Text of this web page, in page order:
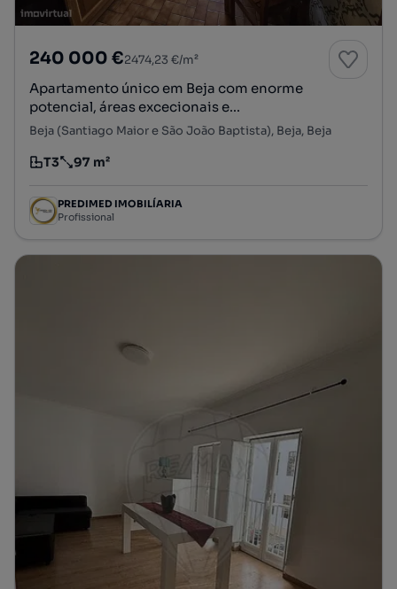
240 000 €2474,23 €/m²
Apartamento único em Beja com enorme
potencial, áreas excecionais e...
Beja (Santiago Maior e São João Baptista), Beja, Beja
Tipologia
T3
Preço por metro quadrado
97 m²
PREDIMED IMOBILÍARIA
Profissional